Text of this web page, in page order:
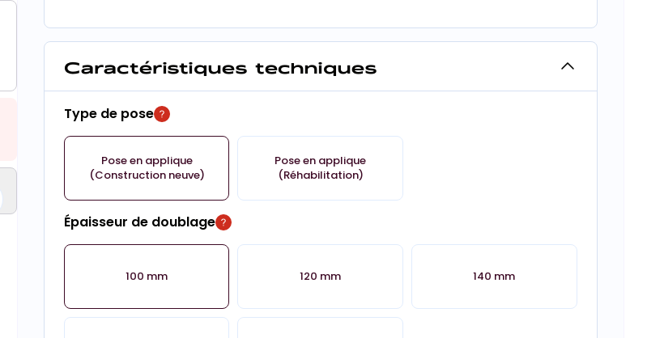
Caractéristiques techniques
Type de pose
Pose en applique
(Construction neuve)
Pose en applique
(Réhabilitation)
Épaisseur de doublage
100 mm 120 mm 140 mm